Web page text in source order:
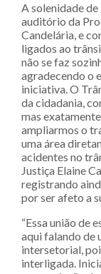
A solenidade
auditório da
Candelária, e
ligados ao
não se faz
agradecendo o
iniciativa. O
da cidadania,
mas
ampliarmos o
uma área
acidentes no
Justiça Elaine
registrando
por ser afeto a
“Essa união de
aqui falando de
intersetorial,
interligada.